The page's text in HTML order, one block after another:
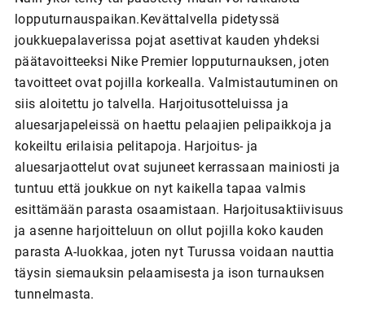
lopputurnauspaikan.Kevättalvella pidetyssä
joukkuepalaverissa pojat asettivat kauden yhdeksi
päätavoitteeksi Nike Premier lopputurnauksen, joten
tavoitteet ovat pojilla korkealla. Valmistautuminen on
siis aloitettu jo talvella. Harjoitusotteluissa ja
aluesarjapeleissä on haettu pelaajien pelipaikkoja ja
kokeiltu erilaisia pelitapoja. Harjoitus- ja
aluesarjaottelut ovat sujuneet kerrassaan mainiosti ja
tuntuu että joukkue on nyt kaikella tapaa valmis
esittämään parasta osaamistaan. Harjoitusaktiivisuus
ja asenne harjoitteluun on ollut pojilla koko kauden
parasta A-luokkaa, joten nyt Turussa voidaan nauttia
täysin siemauksin pelaamisesta ja ison turnauksen
tunnelmasta.